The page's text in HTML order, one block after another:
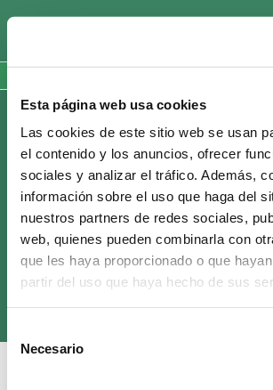
Esta página web usa cookies
Las cookies de este sitio web se usan
el contenido y los anuncios, ofrecer
sociales y analizar el tráfico. Además,
información sobre el uso que haga del
nuestros partners de redes sociales,
web, quienes pueden combinarla con
que les haya proporcionado o que
partir del uso que haya hecho de sus
Necesario
al
brand|Aviso legal|Política de privacidad|